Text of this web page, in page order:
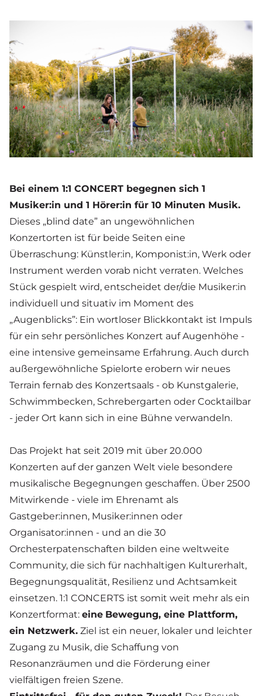
Bei einem 1:1 CONCERT begegnen sich 1
Musiker:in und 1 Hörer:in für 10 Minuten Musik.
Dieses „blind date” an ungewöhnlichen
Konzertorten ist für beide Seiten eine
Überraschung: Künstler:in, Komponist:in, Werk oder
Instrument werden vorab nicht verraten. Welches
Stück gespielt wird, entscheidet der/die Musiker:in
individuell und situativ im Moment des
„Augenblicks”: Ein wortloser Blickkontakt ist Impuls
für ein sehr persönliches Konzert auf Augenhöhe -
eine intensive gemeinsame Erfahrung. Auch durch
außergewöhnliche Spielorte erobern wir neues
Terrain fernab des Konzertsaals - ob Kunstgalerie,
Schwimmbecken, Schrebergarten oder Cocktailbar
- jeder Ort kann sich in eine Bühne verwandeln.
Das Projekt hat seit 2019 mit über 20.000
Konzerten auf der ganzen Welt viele besondere
musikalische Begegnungen geschaffen. Über 2500
Mitwirkende - viele im Ehrenamt als
Gastgeber:innen, Musiker:innen oder
Organisator:innen - und an die 30
Orchesterpatenschaften bilden eine weltweite
Community, die sich für nachhaltigen Kulturerhalt,
Begegnungsqualität, Resilienz und Achtsamkeit
einsetzen. 1:1 CONCERTS ist somit weit mehr als ein
Konzertformat: eine Bewegung, eine Plattform,
ein Netzwerk. Ziel ist ein neuer, lokaler und leichter
Zugang zu Musik, die Schaffung von
Resonanzräumen und die Förderung einer
vielfältigen freien Szene.